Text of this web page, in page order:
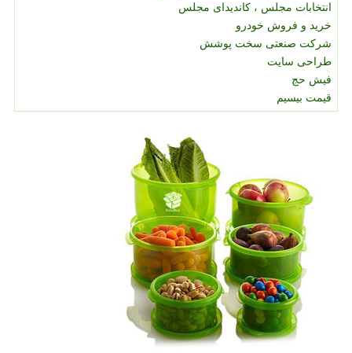
انتخابات مجلس ، کاندیدای مجلس
خرید و فروش خودرو
شرکت صنعتی سخت پوشش
طراحی سایت
فیش حج
قیمت بیسیم